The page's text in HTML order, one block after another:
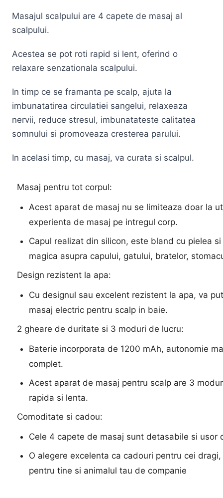
Masajul scalpului are 4 capete de masaj al
scalpului.
Acestea se pot roti rapid si lent, oferind o
relaxare senzationala scalpului.
In timp ce se framanta pe scalp, ajuta la
imbunatatirea circulatiei sangelui, relaxeaza
nervii, reduce stresul, imbunatateste calitatea
somnului si promoveaza cresterea parului.
In acelasi timp, cu masaj, va curata si scalpul.
Masaj pentru tot corpul:
Acest aparat de masaj nu se limiteaza doar la
experienta de masaj pe intregul corp.
Capul realizat din silicon, este bland cu pielea
magica asupra capului, gatului, bratelor,
Design rezistent la apa:
Cu designul sau excelent rezistent la apa, va
masaj electric pentru scalp in baie.
2 gheare de duritate si 3 moduri de lucru:
Baterie incorporata de 1200 mAh, autonomie
complet.
Acest aparat de masaj pentru scalp are 3
rapida si lenta.
Comoditate si cadou:
Cele 4 capete de masaj sunt detasabile si usor
O alegere excelenta ca cadouri pentru cei
pentru tine si animalul tau de companie